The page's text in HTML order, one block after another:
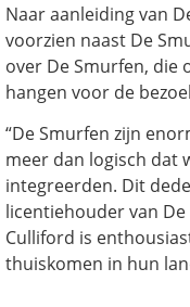
Naar aanleiding van
voorzien naast De
over De Smurfen, die
hangen voor de
“De Smurfen zijn
meer dan logisch dat
integreerden. Dit
licentiehouder van De
Culliford is
thuiskomen in hun